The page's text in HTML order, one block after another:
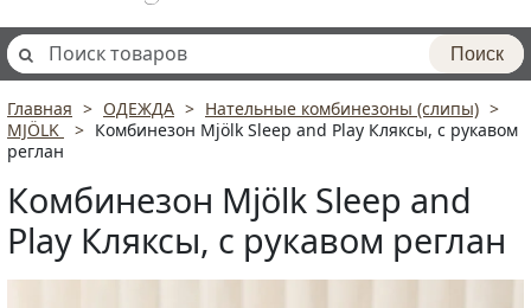
Регистрация
Поиск
Главная ОДЕЖДА
Нательные комбинезоны (слипы)
MJÖLK
Комбинезон Mjölk Sleep and Play Кляксы, с рукавом
реглан
Комбинезон Mjölk Sleep and
Play Кляксы, с рукавом реглан